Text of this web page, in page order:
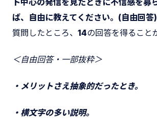
ば、自由に教えてください。(自由回答)
質問したところ、 14の回答を得ること
＜自由回答・一部抜粋＞
・メリットさえ抽象的だったとき。
・横文字の多い説明。